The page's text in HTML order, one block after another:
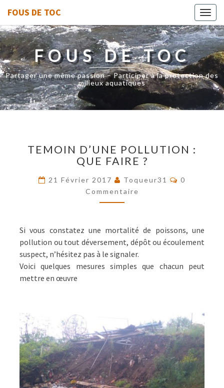
FOUS DE TOC
FOUS DE TOC
Partager une même passion – Participer à la protection des
milieux aquatiques
D’UNE
POLLUTION
QUE
FAIRE
?
TEMOIN D’UNE POLLUTION :
QUE FAIRE ?
21 Février 2017 Toqueur31
0
Commentaire
Si vous constatez une mortalité de poissons, une
pollution ou tout déversement, dépôt ou écoulement
suspect, n’hésitez pas à le signaler.
Voici quelques mesures simples que chacun peut
mettre en œuvre